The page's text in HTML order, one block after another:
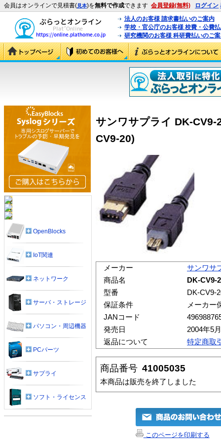
会員はオンラインで見積書(見本)を無料で作成できます 会員登録(無料) ログイン
法人のお客様 請求書払いのご案内
学校・官公庁のお客様 校費・公費
研究機関のお客様 科研費払いのご
サンワサプライ DK-
CV9-20)
メーカー
サンワサ
商品名
DK-CV9-
型番
DK-CV9-
保証条件
メーカー
JANコード
発売日
2004年5
返品について
特定商取
商品番号 41005035
本商品は販売を終了しました
このページを印刷する
OpenBlocks
IoT関連
ネットワーク
サーバ・ストレージ
パソコン・周辺機器
PCパーツ
サプライ
ソフト・ライセンス